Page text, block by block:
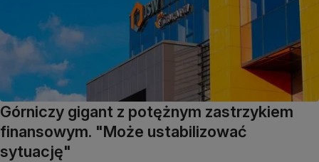
Górniczy gigant z potężnym zastrzykiem
finansowym. "Może ustabilizować
sytuację"